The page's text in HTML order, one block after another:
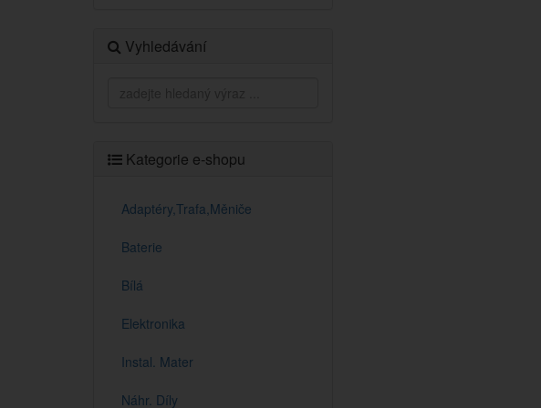
Vyhledávání
Kategorie e-shopu
Adaptéry,Trafa,Měniče
Baterie
Bílá
Elektronika
Instal. Mater
Náhr. Díly